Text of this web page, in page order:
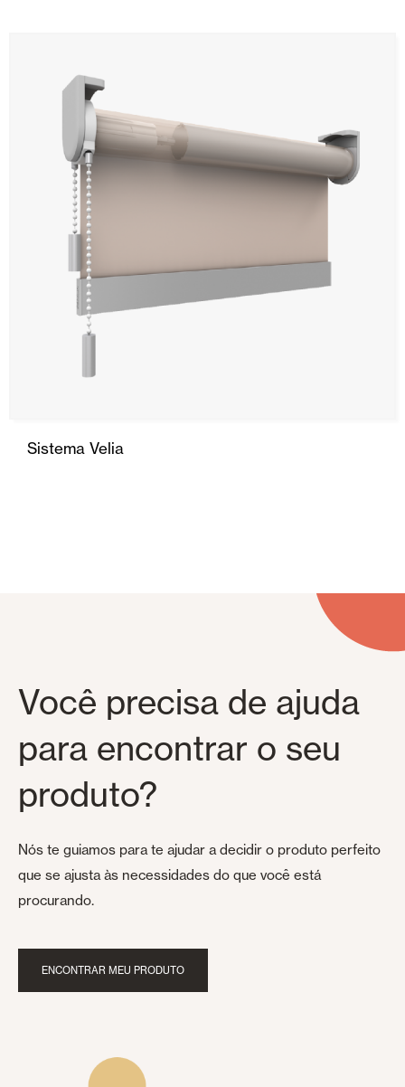
Sistema Velia
Você precisa de ajuda
para encontrar o seu
produto?
Nós te guiamos para te ajudar a decidir o produto perfeito
que se ajusta às necessidades do que você está
procurando.
ENCONTRAR MEU PRODUTO